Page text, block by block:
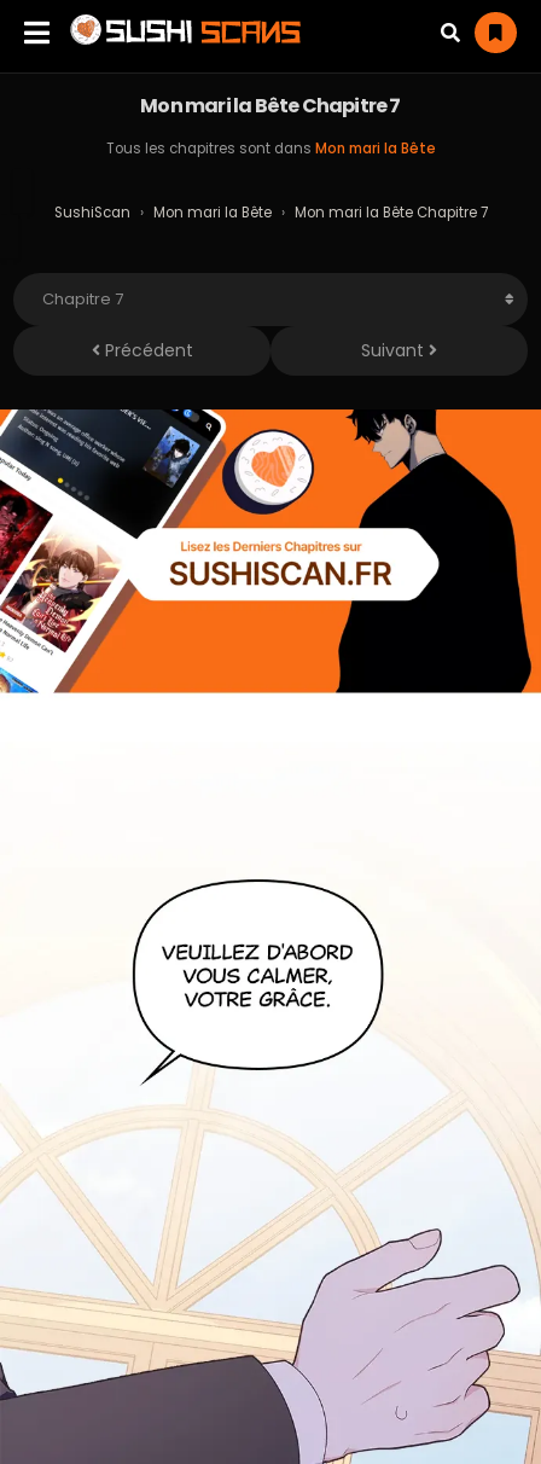
Mon mari la Bête Chapitre 7
Tous les chapitres sont dans Mon mari la Bête
SushiScan › Mon mari la Bête › Mon mari la Bête Chapitre 7
Précédent Suivant